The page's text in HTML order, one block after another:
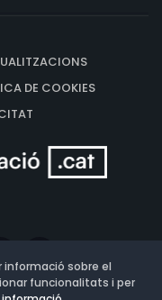
DE COOKIES
sobre el
funcionalitats i per